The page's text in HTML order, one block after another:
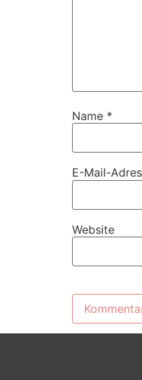
Name *
E-Mail-
Website